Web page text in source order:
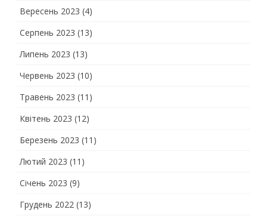
Вересень 2023 (4)
Серпень 2023 (13)
Липень 2023 (13)
Червень 2023 (10)
Травень 2023 (11)
Квітень 2023 (12)
Березень 2023 (11)
Лютий 2023 (11)
Січень 2023 (9)
Грудень 2022 (13)